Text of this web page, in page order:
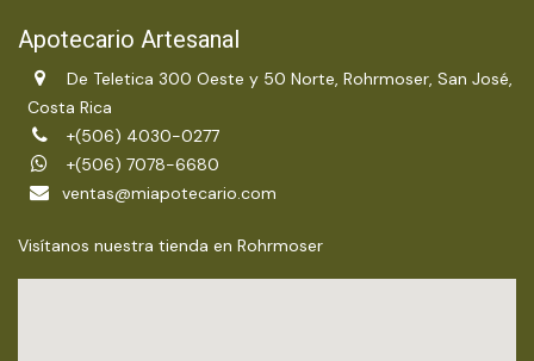
Apotecario Artesanal
De Teletica 300 Oeste y 50 Norte, Rohrmoser, San José,
Costa Rica
+(506) 4030-0277
+(506) 7078-6680
ventas@miapotecario.com
Visítanos nuestra tienda en Rohrmoser